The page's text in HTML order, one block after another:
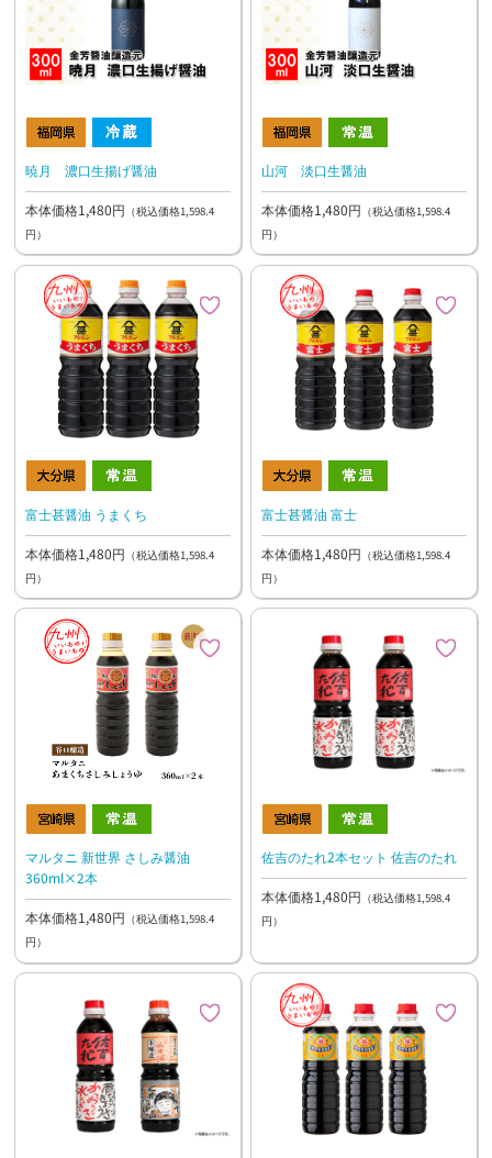
暁月 濃口生揚げ醤油
本体価格1,480円 （税込価格1,598.4
円）
山河 淡口生醤油
本体価格1,480円 （税込価格1,598.4
円）
富士甚醤油 うまくち
本体価格1,480円 （税込価格1,598.4
円）
富士甚醤油 富士
本体価格1,480円 （税込価格1,598.4
円）
マルタニ 新世界 さしみ醤油
360ml×2本
本体価格1,480円 （税込価格1,598.4
円）
佐吉のたれ2本セット 佐吉のたれ
本体価格1,480円 （税込価格1,598.4
円）